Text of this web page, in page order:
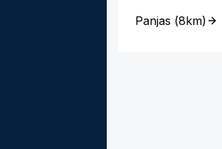
Panjas (8km)